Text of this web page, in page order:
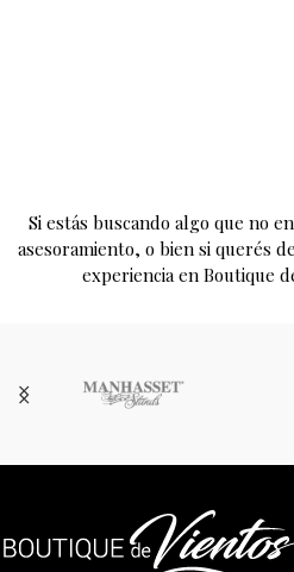
Si estás buscando algo que no
asesoramiento, o bien si querés
experiencia en Boutique